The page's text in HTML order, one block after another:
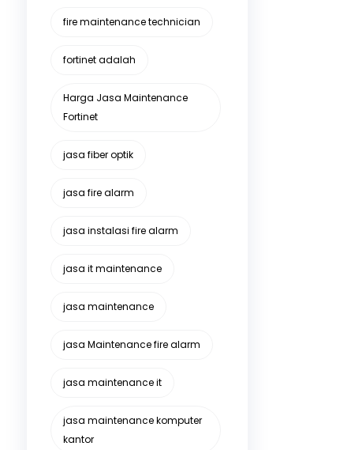
fire maintenance technician
fortinet adalah
Harga Jasa Maintenance
Fortinet
jasa fiber optik
jasa fire alarm
jasa instalasi fire alarm
jasa it maintenance
jasa maintenance
jasa Maintenance fire alarm
jasa maintenance it
jasa maintenance komputer
kantor